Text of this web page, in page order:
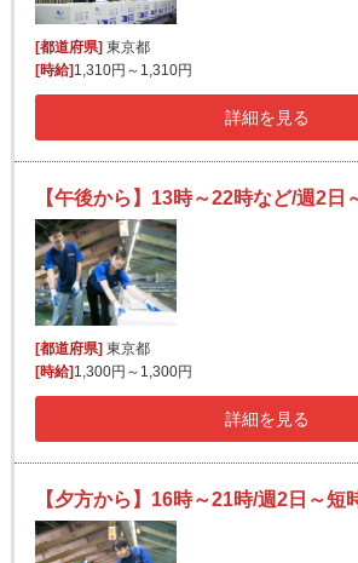
[都道府県] 東京都
[時給] 1,310円～1,310円
詳細を見る
[都道府県]東京都
[時給]1,300円～1,300円
詳細を見る